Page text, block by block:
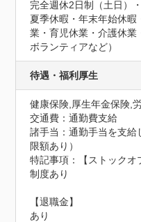
完全週休2日制（土日）
夏季休暇・年末年始休
業・育児休業・介護休業
ボランティアなど）
待遇・福利厚生
健康保険,厚生年金保険,
交通費：通勤費支給
諸手当：通勤手当を支給
限額あり）
特記事項：【ストックオ
制度あり
【退職金】
あり